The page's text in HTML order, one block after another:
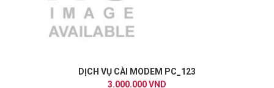
DỊCH VỤ CÀI MODEM PC_123
3.000.000 VND